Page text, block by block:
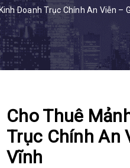
Doanh Trục Chính An Viễn –
Cho Thuê
Trục Chính An
Vĩnh